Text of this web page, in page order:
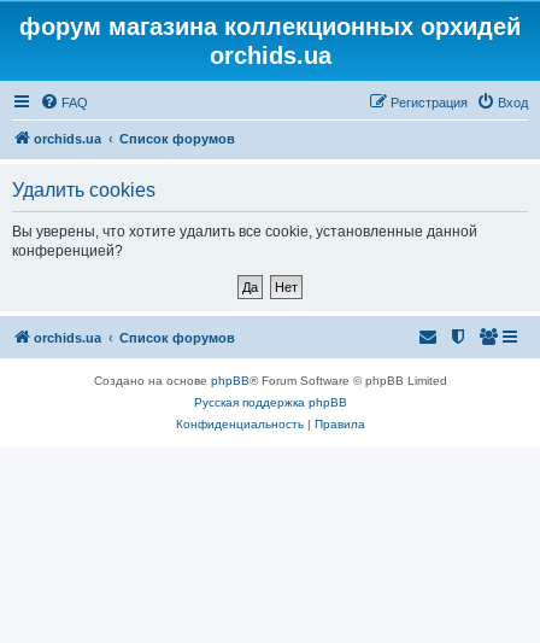
форум магазина коллекционных орхидей
orchids.ua
FAQ Вход
Регистрация
orchids.ua Список форумов
Удалить cookies
Вы уверены, что хотите удалить все cookie, установленные данной
конференцией?
orchids.ua Список форумов
Создано на основе phpBB® Forum Software © phpBB Limited
Русская поддержка phpBB
Конфиденциальность| Правила